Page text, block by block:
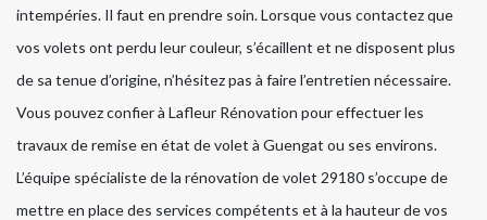
intempéries. Il faut en prendre soin. Lorsque vous contactez que
vos volets ont perdu leur couleur, s’écaillent et ne disposent plus
de sa tenue d’origine, n’hésitez pas à faire l’entretien nécessaire.
Vous pouvez confier à Lafleur Rénovation pour effectuer les
travaux de remise en état de volet à Guengat ou ses environs.
L’équipe spécialiste de la rénovation de volet 29180 s’occupe de
mettre en place des services compétents et à la hauteur de vos